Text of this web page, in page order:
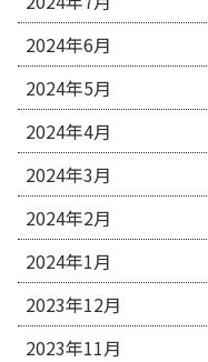
2024年6月
2024年5月
2024年4月
2024年3月
2024年2月
2024年1月
2023年12月
2023年11月